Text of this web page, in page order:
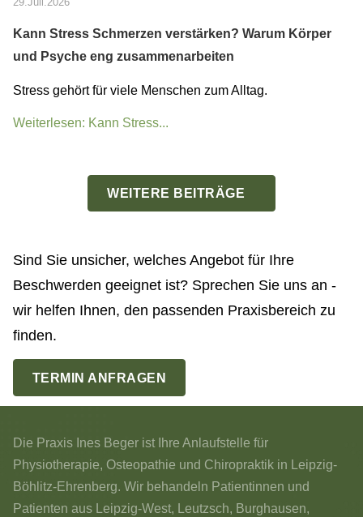
Kann Stress Schmerzen verstärken? Warum Körper
und Psyche eng zusammenarbeiten
Stress gehört für viele Menschen zum Alltag.
Weiterlesen: Kann Stress...
WEITERE BEITRÄGE
Sind Sie unsicher, welches Angebot für Ihre
Beschwerden geeignet ist? Sprechen Sie uns an -
wir helfen Ihnen, den passenden Praxisbereich zu
finden.
TERMIN ANFRAGEN
Die Praxis Ines Beger ist Ihre Anlaufstelle für
Physiotherapie, Osteopathie und Chiropraktik in Leipzig-
Böhlitz-Ehrenberg. Wir behandeln Patientinnen und
Patienten aus Leipzig-West, Leutzsch, Burghausen,